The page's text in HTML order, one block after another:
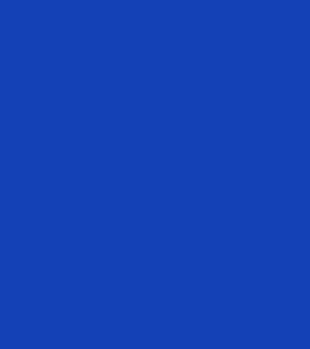
нам! Мы специализируемся на скупке
или какая у него проблема - мы готовы
и прозрачен: вы оставляете заявку на нашем
Если вы согласны, мы организуем выезд
деньги, поэтому гарантируем быструю и
MacBook по выгодной цене уже сегодня!
мы готовы купить ваш товар.